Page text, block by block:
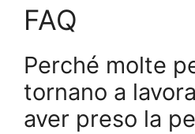
FAQ
Perché molte
tornano a
aver preso la